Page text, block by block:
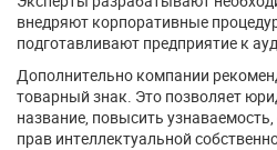
внедряют корпоративные
подготавливают предприятие к
Дополнительно компании
товарный знак. Это позволяет
название, повысить
прав интеллектуальной